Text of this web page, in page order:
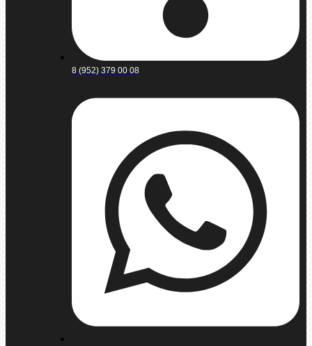
8 (952) 379 00 08